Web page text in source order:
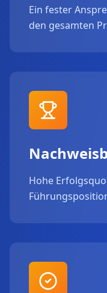
Ein fester
den gesamten
Hohe